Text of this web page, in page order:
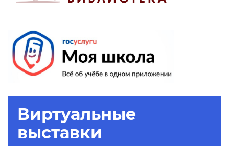
Виртуальные
выставки